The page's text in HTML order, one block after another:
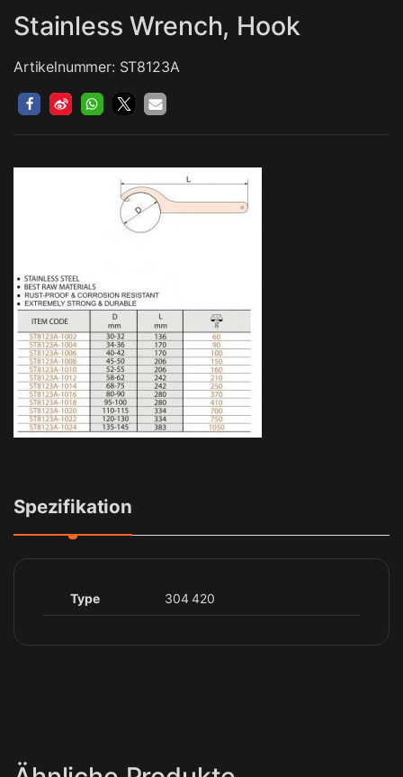
Stainless Wrench, Hook
Artikelnummer: ST8123A
Spezifikation
Type 304 420